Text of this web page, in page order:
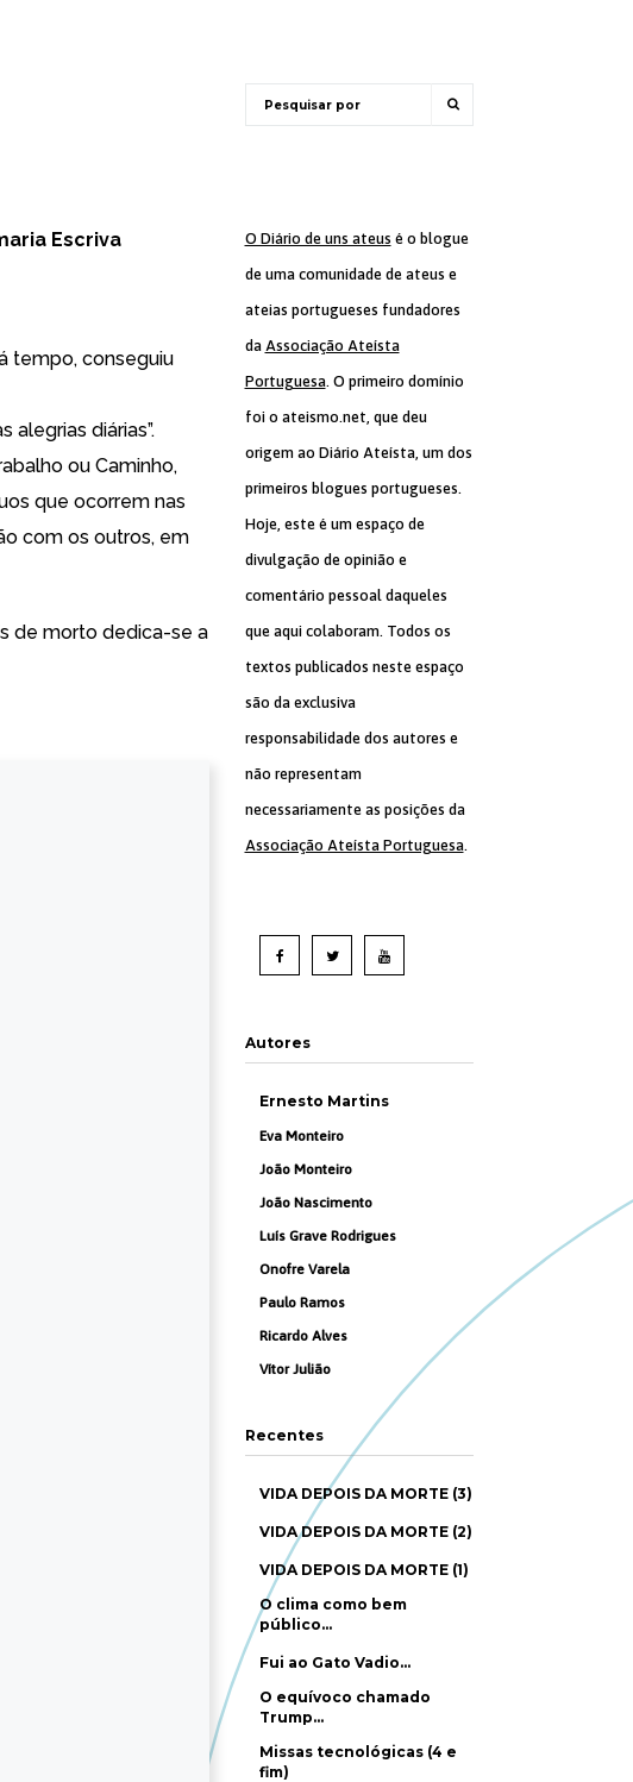
Escriva
tempo, conseguiu
alegrias diárias”.
ou Caminho,
que ocorrem nas
com os outros, em
de morto dedica-se a
O Diário de uns ateus é o blogue
de uma comunidade de ateus e
ateias portugueses fundadores
da Associação Ateísta
Portuguesa. O primeiro domínio
foi o ateismo.net, que deu
origem ao Diário Ateísta, um dos
primeiros blogues portugueses.
Hoje, este é um espaço de
divulgação de opinião e
comentário pessoal daqueles
que aqui colaboram. Todos os
textos publicados neste espaço
são da exclusiva
responsabilidade dos autores e
não representam
necessariamente as posições da
Associação Ateísta Portuguesa.
Autores
Ernesto Martins
Eva Monteiro
João Monteiro
João Nascimento
Luís Grave Rodrigues
Onofre Varela
Paulo Ramos
Ricardo Alves
Vítor Julião
Recentes
VIDA DEPOIS DA MORTE (3)
VIDA DEPOIS DA MORTE (2)
VIDA DEPOIS DA MORTE (1)
O clima como bem
público…
Fui ao Gato Vadio…
O equívoco chamado
Trump…
Missas tecnológicas (4 e
fim)